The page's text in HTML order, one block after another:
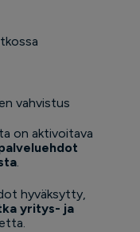
vahvistus
on aktivoitava
hyväksytty,
yritys- ja